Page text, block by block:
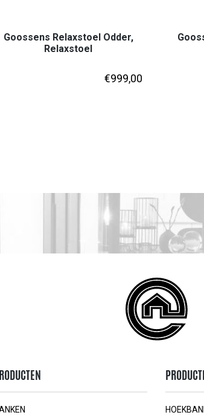
Goossens Relaxstoel Odder,
Relaxstoel
€999,00